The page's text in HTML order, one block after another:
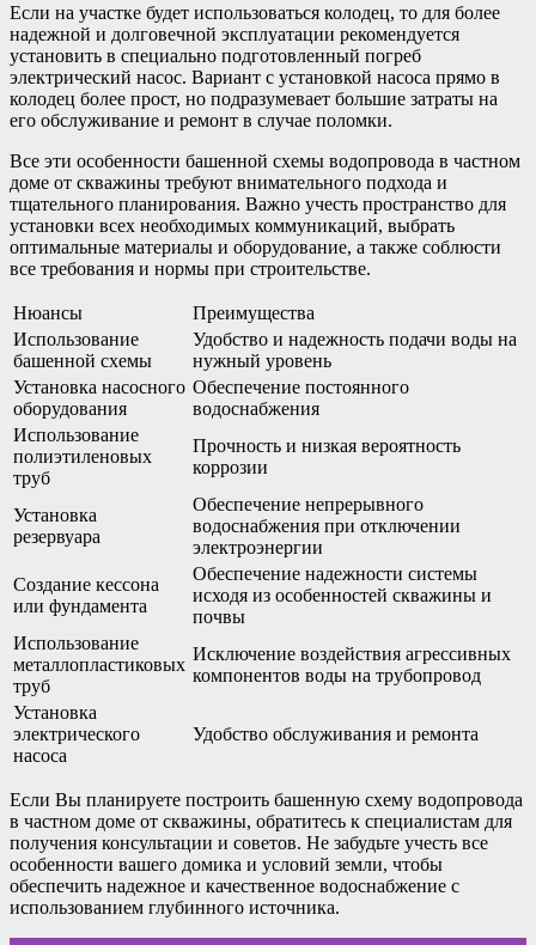
Если на участке будет использоваться колодец, то для более
надежной и долговечной эксплуатации рекомендуется
установить в специально подготовленный погреб
электрический насос. Вариант с установкой насоса прямо в
колодец более прост, но подразумевает большие затраты на
его обслуживание и ремонт в случае поломки.
Все эти особенности башенной схемы водопровода в частном
доме от скважины требуют внимательного подхода и
тщательного планирования. Важно учесть пространство для
установки всех необходимых коммуникаций, выбрать
оптимальные материалы и оборудование, а также соблюсти
все требования и нормы при строительстве.
Нюансы
Преимущества
Использование
башенной схемы
Удобство и надежность подачи воды на
нужный уровень
Установка насосного
оборудования
Обеспечение постоянного
водоснабжения
Использование
полиэтиленовых
труб
Прочность и низкая вероятность
коррозии
Установка
резервуара
Обеспечение непрерывного
водоснабжения при отключении
электроэнергии
Создание кессона
или фундамента
Обеспечение надежности системы
исходя из особенностей скважины и
почвы
Использование
металлопластиковых
труб
Исключение воздействия агрессивных
компонентов воды на трубопровод
Установка
электрического
насоса
Удобство обслуживания и ремонта
Если Вы планируете построить башенную схему водопровода
в частном доме от скважины, обратитесь к специалистам для
получения консультации и советов. Не забудьте учесть все
особенности вашего домика и условий земли, чтобы
обеспечить надежное и качественное водоснабжение с
использованием глубинного источника.